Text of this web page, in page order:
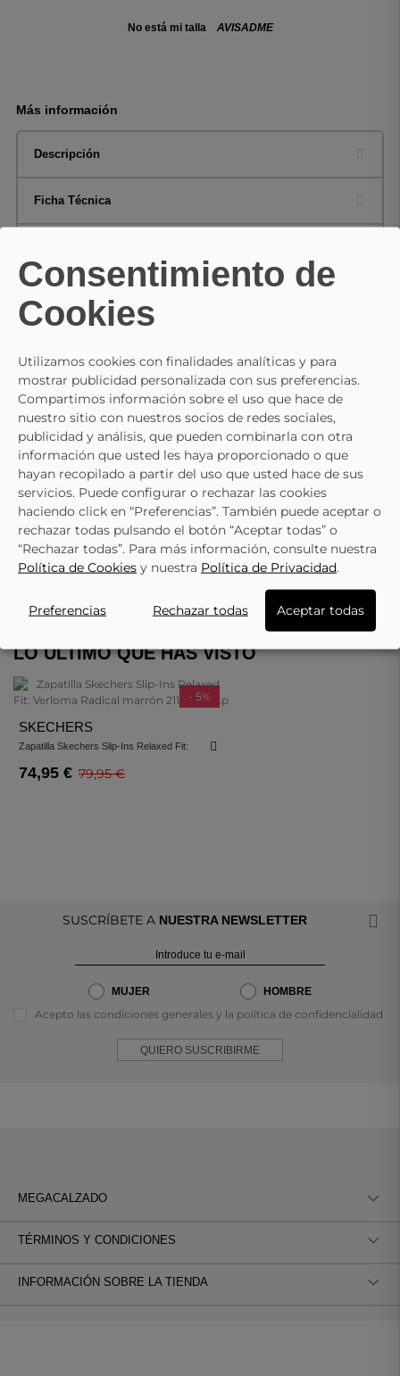
No está mi talla AVISADME
Más información
Descripción
Ficha Técnica
TE PUEDE INTERESAR
- 10%
SKECHERS
Zapatillas Para Hombre SKECHERS Slip-
Ins: BOBS Sport Squad 4 Direct Step
118424-BLK Negro
71,95 € 79,95 €
SKECHERS
Zapatillas Para Hombre Plana
118424-Tpe En Taupe
71,95 € 79,95 €
LO ÚLTIMO QUE HAS VISTO
- 5%
SKECHERS
Zapatilla Skechers Slip-Ins Relaxed Fit:
74,95 € 79,95 €
SUSCRÍBETE A NUESTRA NEWSLETTER
MUJER HOMBRE
Acepto las condiciones generales y la política de confidencialidad
QUIERO SUSCRIBIRME
MEGACALZADO
TÉRMINOS Y CONDICIONES
INFORMACIÓN SOBRE LA TIENDA
Consentimiento de
Cookies
Utilizamos cookies con finalidades analíticas y para
mostrar publicidad personalizada con sus preferencias.
Compartimos información sobre el uso que hace de
nuestro sitio con nuestros socios de redes sociales,
publicidad y análisis, que pueden combinarla con otra
información que usted les haya proporcionado o que
hayan recopilado a partir del uso que usted hace de sus
servicios. Puede configurar o rechazar las cookies
haciendo click en “Preferencias”. También puede aceptar o
rechazar todas pulsando el botón “Aceptar todas” o
“Rechazar todas”. Para más información, consulte nuestra
Política de Cookies y nuestra Política de Privacidad.
Preferencias Rechazar todas Aceptar todas